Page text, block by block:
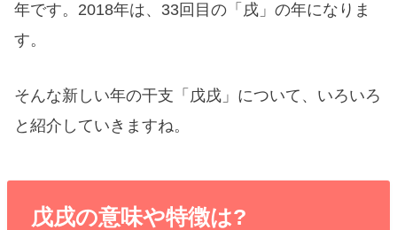
年です。2018年は、33回目の「戌」の年になりま
す。
そんな新しい年の干支「戊戌」について、いろいろ
と紹介していきますね。
戊戌の意味や特徴は?